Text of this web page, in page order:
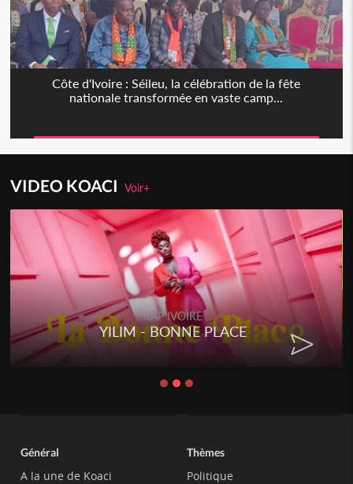
Côte d'Ivoire : Séileu, la célébration de la fête
nationale transformée en vaste camp...
VIDEO KOACIVoir+
RAP IVOIRE
YILIM - BONNE PLACE
Général
A la une de Koaci
Thèmes
Politique